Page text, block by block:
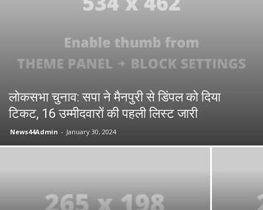
लोकसभा चुनाव: सपा ने मैनपुरी से डिंपल को दिया
टिकट, 16 उम्मीदवारों की पहली लिस्ट जारी
News44Admin - January 30, 2024